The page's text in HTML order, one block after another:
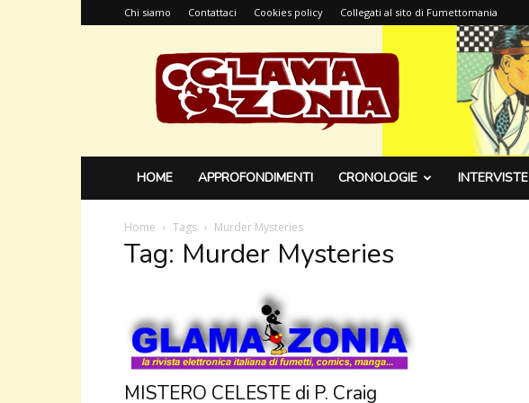
Chi siamo Contattaci Cookies policy Collegati al sito di Fumettomania
Glamazonia,
il
blog
HOME APPROFONDIMENTI CRONOLOGIE INTERVISTE
Home Tags Murder Mysteries
Tag: Murder Mysteries
MISTERO CELESTE di P. Craig